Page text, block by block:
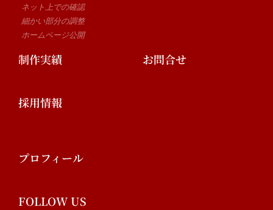
ネット上での確認
細かい部分の調整
ホームページ公開
制作実績 お問合せ
採用情報
プロフィール
FOLLOW US